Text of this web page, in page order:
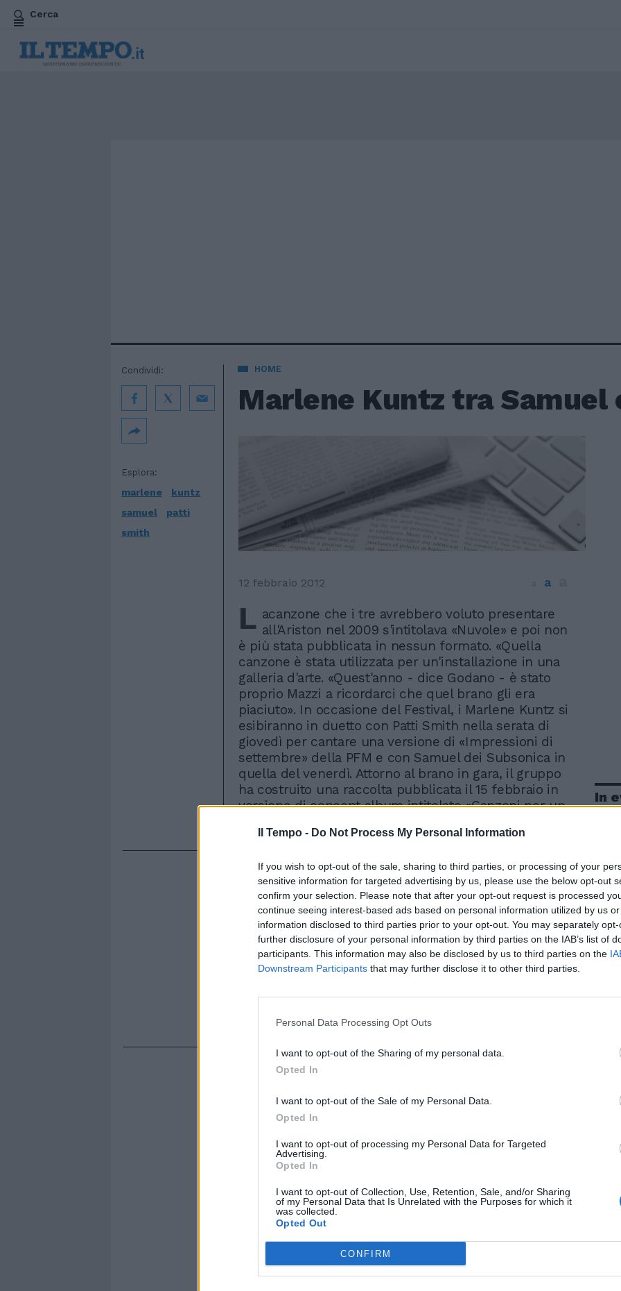
Il Tempo - Do Not Process My Personal Information
If you wish to opt-out of the sale, sharing to third parties, or processing of your
sensitive information for targeted advertising by us, please use the below opt-out
confirm your selection. Please note that after your opt-out request is processed
continue seeing interest-based ads based on personal information utilized by us
information disclosed to third parties prior to your opt-out. You may separately
further disclosure of your personal information by third parties on the IAB’s list of
participants. This information may also be disclosed by us to third parties on the
Downstream Participants that may further disclose it to other third parties.
Personal Data Processing Opt Outs
I want to opt-out of the Sharing of my personal data.
Opted In
I want to opt-out of the Sale of my Personal Data.
Opted In
I want to opt-out of processing my Personal Data for Targeted
Advertising.
Opted In
I want to opt-out of Collection, Use, Retention, Sale, and/or Sharing
of my Personal Data that Is Unrelated with the Purposes for which it
was collected.
Opted Out
CONFIRM
Cerca
HOME
Marlene Kuntz tra
Esplora:
marlene
kuntz
samuel
patti
smith
Condividi:
12 febbraio 2012 a
L acanzone che i tre avrebbero voluto presentare
all'Ariston nel 2009 s'intitolava «Nuvole» e poi non
è più stata pubblicata in nessun formato. «Quella
canzone è stata utilizzata per un'installazione in una
galleria d'arte. «Quest'anno - dice Godano - è stato
proprio Mazzi a ricordarci che quel brano gli era
piaciuto». In occasione del Festival, i Marlene Kuntz si
esibiranno in duetto con Patti Smith nella serata di
giovedì per cantare una versione di «Impressioni di
settembre» della PFM e con Samuel dei Subsonica in
quella del venerdì. Attorno al brano in gara, il gruppo
ha costruito una raccolta pubblicata il 15 febbraio in
versione di concept album intitolato «Canzoni per un
In
Trump, Meloni e la strategia